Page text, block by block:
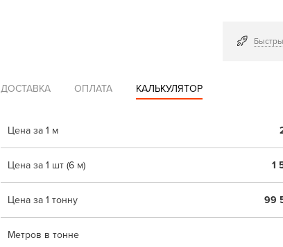
ДОСТАВКА ОПЛАТА КАЛЬКУЛЯТОР
Цена за 1 м
Цена за 1 шт (6 м) 1
Цена за 1 тонну 99
Метров в тонне